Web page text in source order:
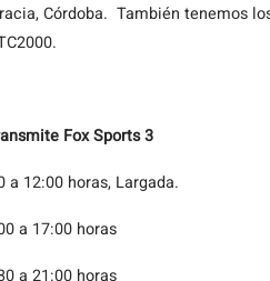
Córdoba. También tenemos
Fox Sports 3
a 12:00 horas, Largada.
a 17:00 horas
a 21:00 horas